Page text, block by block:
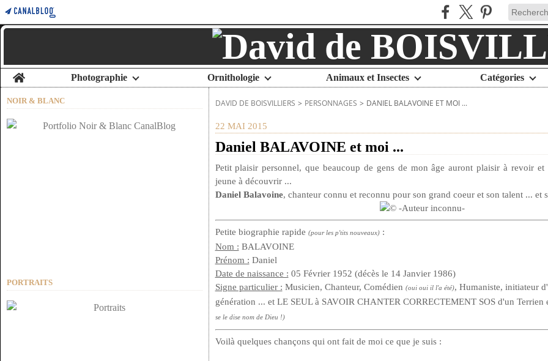
Home Photographie Ornithologie Animaux et Insectes Catégories
NOIR & BLANC
PORTRAITS
DAVID DE BOISVILLIERS > PERSONNAGES > DANIEL BALAVOINE ET MOI ...
22 MAI 2015
Daniel BALAVOINE et moi ...
Petit plaisir personnel, que beaucoup de gens de mon âge auront plaisir à revoir et
jeune à découvrir ...
Daniel Balavoine, chanteur connu et reconnu pour son grand coeur et son talent ... et
Petite biographie rapide (pour les p'tits nouveaux):
Nom : BALAVOINE
Prénom : Daniel
Date de naissance : 05 Février 1952 (décès le 14 Janvier 1986)
Signe particulier : Musicien, Chanteur, Comédien (oui oui il l'a été), Humaniste, initiateur
génération ... et LE SEUL à SAVOIR CHANTER CORRECTEMENT SOS d'un Terrien
se le dise nom de Dieu !)
Voilà quelques chançons qui ont fait de moi ce que je suis :